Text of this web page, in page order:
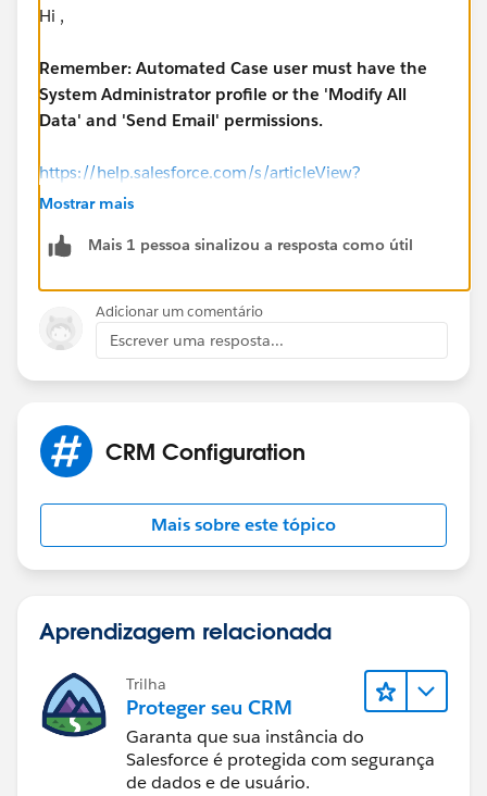
Hi ,
Remember: Automated Case user must have the
System Administrator profile or the 'Modify All
Data' and 'Send Email' permissions.
https://help.salesforce.com/s/articleView?
id=000385420&type=1
Mostrar mais
Mais 1 pessoa sinalizou a resposta como útil
Adicionar um comentário
Escrever uma resposta...
CRM Configuration
Mais sobre este tópico
Aprendizagem relacionada
Trilha
Proteger seu CRM
Garanta que sua instância do
Salesforce é protegida com segurança
de dados e de usuário.